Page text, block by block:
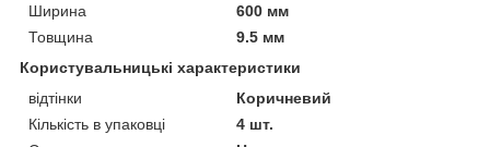
Ширина
600 мм
Товщина
9.5 мм
Користувальницькі характеристики
відтінки
Коричневий
Кількість в упаковці
4 шт.